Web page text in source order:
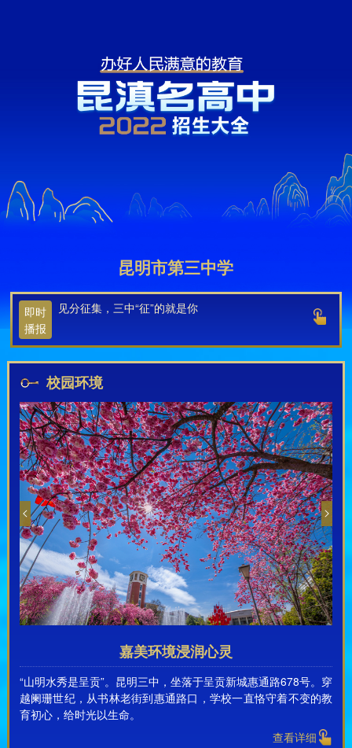
昆明市第三中学
即时
播报
见分征集，三中“征”的就是你
校园环境
嘉美环境浸润心灵
“山明水秀是呈贡”。昆明三中，坐落于呈贡新城惠通路678号。穿
越阑珊世纪，从书林老街到惠通路口，学校一直恪守着不变的教
育初心，给时光以生命。
查看详细
欢迎您！
2022昆滇名高中招生大全
昆明信息港出品